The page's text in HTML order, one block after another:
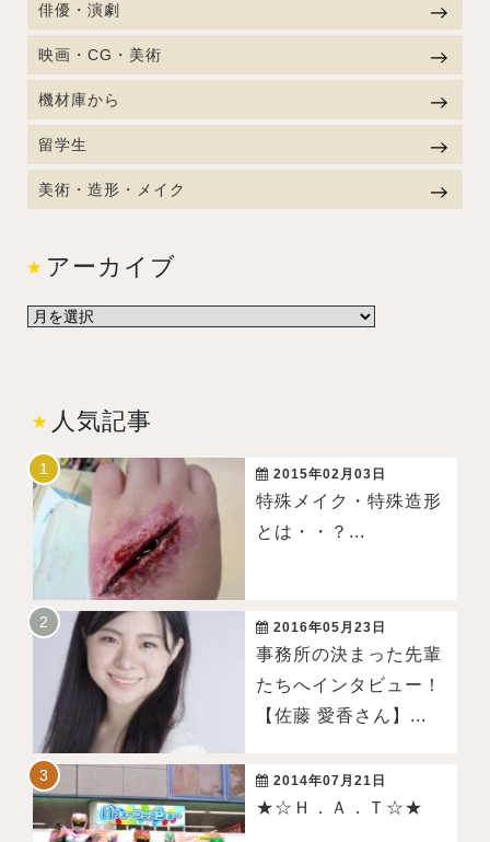
俳優・演劇
映画・CG・美術
機材庫から
留学生
美術・造形・メイク
アーカイブ
人気記事
2015年02月03日
特殊メイク・特殊造形
とは・・？...
2016年05月23日
事務所の決まった先輩
たちへインタビュー！
【佐藤 愛香さん】...
2014年07月21日
★☆Ｈ．Ａ．Ｔ☆★